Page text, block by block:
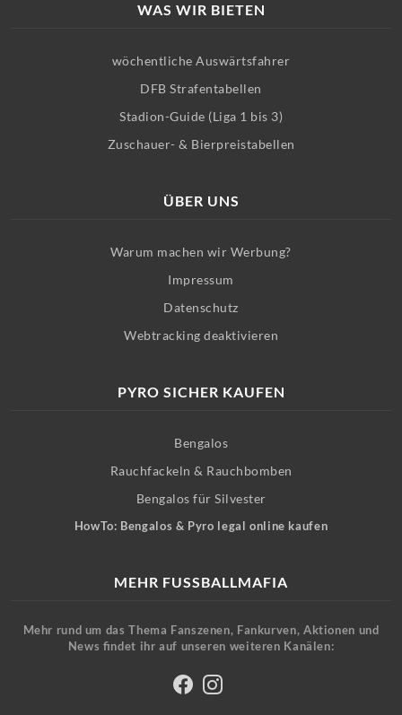
WAS WIR BIETEN
wöchentliche Auswärtsfahrer
DFB Strafentabellen
Stadion-Guide (Liga 1 bis 3)
Zuschauer- & Bierpreistabellen
ÜBER UNS
Warum machen wir Werbung?
Impressum
Datenschutz
Webtracking deaktivieren
PYRO SICHER KAUFEN
Bengalos
Rauchfackeln & Rauchbomben
Bengalos für Silvester
HowTo: Bengalos & Pyro legal online kaufen
MEHR FUSSBALLMAFIA
Mehr rund um das Thema Fanszenen, Fankurven, Aktionen und
News findet ihr auf unseren weiteren Kanälen: